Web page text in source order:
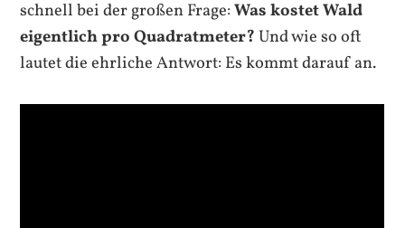
schnell bei der großen Frage:Was kostet Wald
eigentlich pro Quadratmeter? Und wie so oft
lautet die ehrliche Antwort: Es kommt darauf an.